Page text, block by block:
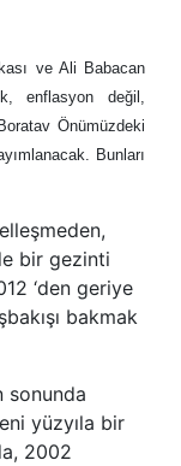
ve Ali Babacan
enflasyon değil,
Önümüzdeki
Bunları
bir gezinti
‘den geriye
bakmak
sonunda
yüzyıla bir
2002